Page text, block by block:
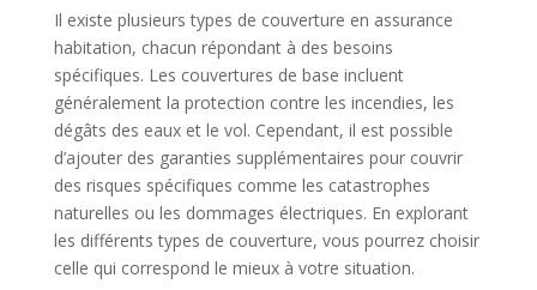
Il existe plusieurs types de couverture en assurance
habitation, chacun répondant à des besoins
spécifiques. Les couvertures de base incluent
généralement la protection contre les incendies, les
dégâts des eaux et le vol. Cependant, il est possible
d’ajouter des garanties supplémentaires pour couvrir
des risques spécifiques comme les catastrophes
naturelles ou les dommages électriques. En explorant
les différents types de couverture, vous pourrez choisir
celle qui correspond le mieux à votre situation.